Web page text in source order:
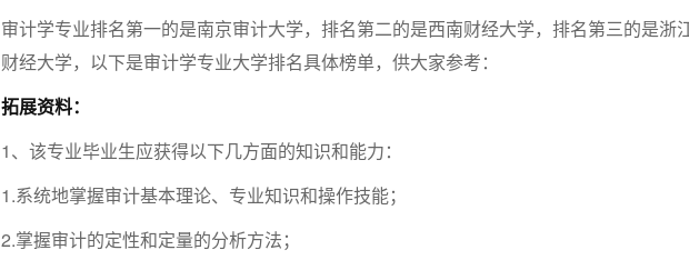
审计学专业排名第一的是南京审计大学，排名第二的是西南财经大学，排名第三的是浙
财经大学，以下是审计学专业大学排名具体榜单，供大家参考：
拓展资料：
1、该专业毕业生应获得以下几方面的知识和能力：
1.系统地掌握审计基本理论、专业知识和操作技能；
2.掌握审计的定性和定量的分析方法；